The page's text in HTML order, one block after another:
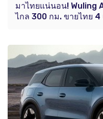
มาไทยแน่นอน! Wuling
ไกล 300 กม. ขายไทย 4